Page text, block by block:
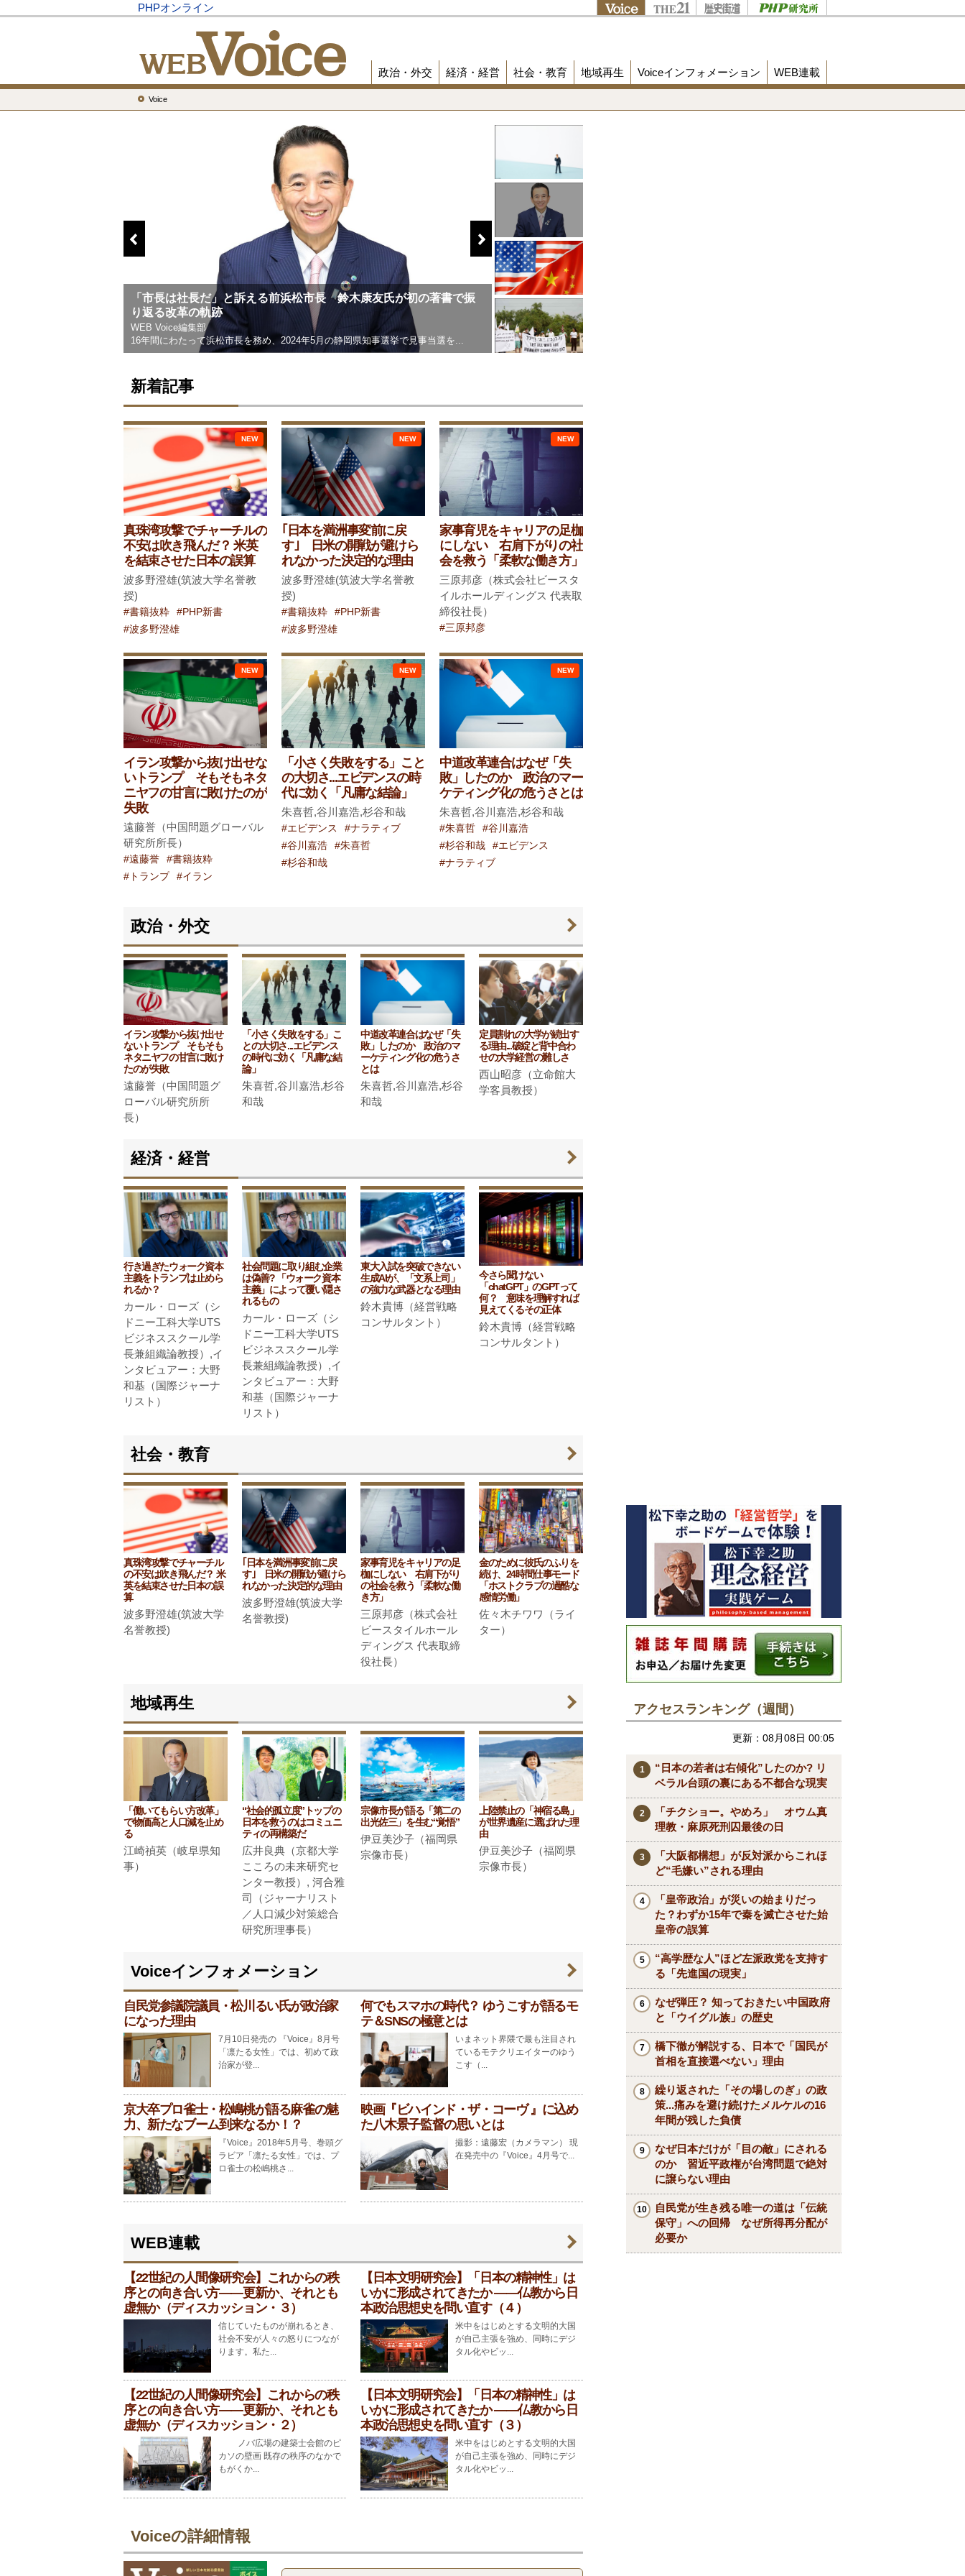
PHPオンライン
政治・外交 経済・経営 社会・教育 地域再生 Voiceインフォメーション WEB連載
Voice
「市長は社長だ」と訴える前浜松市長 鈴木康友氏が初の著書で振
り返る改革の軌跡
WEB Voice編集部
16年間にわたって浜松市長を務め、2024年5月の静岡県知事選挙で見事当選を...
トランプ2.0が日本の脅威になり得る? 「台湾の現状を崩す」対中政
策
峯村健司（キヤノングローバル戦略研究所主任研究員）
2024年5月20日、頼清徳が台湾総統に就任。台湾をめぐるアメリカと中国の緊...
Prev Next
新着記事
NEW
真珠湾攻撃でチャーチルの
不安は吹き飛んだ？ 米英
を結束させた日本の誤算
波多野澄雄(筑波大学名誉教
授)
#書籍抜粋
#PHP新書
#波多野澄雄
NEW
｢日本を満洲事変前に戻
す｣ 日米の開戦が避けら
れなかった決定的な理由
波多野澄雄(筑波大学名誉教
授)
#書籍抜粋
#PHP新書
#波多野澄雄
NEW
家事育児をキャリアの足枷
にしない 右肩下がりの社
会を救う「柔軟な働き方」
三原邦彦（株式会社ビースタ
イルホールディングス 代表取
締役社長）
#三原邦彦
NEW
イラン攻撃から抜け出せな
いトランプ そもそもネタ
ニヤフの甘言に敗けたのが
失敗
遠藤誉（中国問題グローバル
研究所所長）
#遠藤誉
#書籍抜粋
#トランプ
#イラン
NEW
「小さく失敗をする」こと
の大切さ...エビデンスの時
代に効く「凡庸な結論」
朱喜哲,谷川嘉浩,杉谷和哉
#エビデンス
#ナラティブ
#谷川嘉浩
#朱喜哲
#杉谷和哉
NEW
中道改革連合はなぜ「失
敗」したのか 政治のマー
ケティング化の危うさとは
朱喜哲,谷川嘉浩,杉谷和哉
#朱喜哲
#谷川嘉浩
#杉谷和哉
#エビデンス
#ナラティブ
政治・外交
イラン攻撃から抜け出せ
ないトランプ そもそも
ネタニヤフの甘言に敗け
たのが失敗
遠藤誉（中国問題グ
ローバル研究所所
長）
「小さく失敗をする」こ
との大切さ...エビデンス
の時代に効く「凡庸な結
論」
朱喜哲,谷川嘉浩,杉谷
和哉
中道改革連合はなぜ「失
敗」したのか 政治のマ
ーケティング化の危うさ
とは
朱喜哲,谷川嘉浩,杉谷
和哉
定員割れの大学が続出す
る理由...破綻と背中合わ
せの大学経営の難しさ
西山昭彦（立命館大
学客員教授）
経済・経営
行き過ぎたウォーク資本
主義をトランプは止めら
れるか？
カール・ローズ（シ
ドニー工科大学UTS
ビジネススクール学
長兼組織論教授）,イ
ンタビュアー：大野
和基（国際ジャーナ
リスト）
社会問題に取り組む企業
は偽善? 「ウォーク資本
主義」によって覆い隠さ
れるもの
カール・ローズ（シ
ドニー工科大学UTS
ビジネススクール学
長兼組織論教授）,イ
ンタビュアー：大野
和基（国際ジャーナ
リスト）
東大入試を突破できない
生成AIが、「文系上司」
の強力な武器となる理由
鈴木貴博（経営戦略
コンサルタント）
今さら聞けない
「chatGPT」のGPTって
何？ 意味を理解すれば
見えてくるその正体
鈴木貴博（経営戦略
コンサルタント）
社会・教育
真珠湾攻撃でチャーチル
の不安は吹き飛んだ？ 米
英を結束させた日本の誤
算
波多野澄雄(筑波大学
名誉教授)
｢日本を満洲事変前に戻
す｣ 日米の開戦が避けら
れなかった決定的な理由
波多野澄雄(筑波大学
名誉教授)
家事育児をキャリアの足
枷にしない 右肩下がり
の社会を救う「柔軟な働
き方」
三原邦彦（株式会社
ビースタイルホール
ディングス 代表取締
役社長）
金のために彼氏のふりを
続け、24時間仕事モード
「ホストクラブの過酷な
感情労働」
佐々木チワワ（ライ
ター）
地域再生
「働いてもらい方改革」
で物価高と人口減を止め
る
江崎禎英（岐阜県知
事）
“社会的孤立度”トップの
日本を救うのはコミュニ
ティの再構築だ
広井良典（京都大学
こころの未来研究セ
ンター教授）, 河合雅
司（ジャーナリスト
／人口減少対策総合
研究所理事長）
宗像市長が語る「第二の
出光佐三」を生む“覚悟”
伊豆美沙子（福岡県
宗像市長）
上陸禁止の「神宿る島」
が世界遺産に選ばれた理
由
伊豆美沙子（福岡県
宗像市長）
Voiceインフォメーション
自民党参議院議員・松川るい氏が政治家
になった理由
7月10日発売の 『Voice』8月号
「凛たる女性」では、初めて政
治家が登...
何でもスマホの時代？ ゆうこすが語るモ
テ＆SNSの極意とは
いまネット界隈で最も注目され
ているモテクリエイターのゆう
こす（...
京大卒プロ雀士・松嶋桃が語る麻雀の魅
力、新たなブーム到来なるか！？
『Voice』2018年5月号、巻頭グ
ラビア「凛たる女性」では、プ
ロ雀士の松嶋桃さ...
映画『ビハインド・ザ・コーヴ 』に込め
た八木景子監督の思いとは
撮影：遠藤宏（カメラマン） 現
在発売中の『Voice』4月号で...
WEB連載
【22世紀の人間像研究会】これからの秩
序との向き合い方――更新か、それとも
虚無か（ディスカッション・３）
信じていたものが崩れるとき、
社会不安が人々の怒りにつなが
ります。私た...
【日本文明研究会】「日本の精神性」は
いかに形成されてきたか ――仏教から日
本政治思想史を問い直す（４）
米中をはじめとする文明的大国
が自己主張を強め、同時にデジ
タル化やビッ...
【22世紀の人間像研究会】これからの秩
序との向き合い方――更新か、それとも
虚無か（ディスカッション・２）
ノバ広場の建築士会館のピ
カソの壁画 既存の秩序のなかで
もがくか...
【日本文明研究会】「日本の精神性」は
いかに形成されてきたか ――仏教から日
本政治思想史を問い直す（３）
米中をはじめとする文明的大国
が自己主張を強め、同時にデジ
タル化やビッ...
Voiceの詳細情報
アクセスランキング（週間）
更新：08月08日 00:05
“日本の若者は右傾化”したのか? リ
ベラル台頭の裏にある不都合な現実
「チクショー。やめろ」 オウム真
理教・麻原死刑囚最後の日
「大阪都構想」が反対派からこれほ
ど“毛嫌い”される理由
「皇帝政治」が災いの始まりだっ
た？わずか15年で秦を滅亡させた始
皇帝の誤算
“高学歴な人”ほど左派政党を支持す
る「先進国の現実」
なぜ弾圧？ 知っておきたい中国政府
と「ウイグル族」の歴史
橋下徹が解説する、日本で「国民が
首相を直接選べない」理由
繰り返された「その場しのぎ」の政
策...痛みを避け続けたメルケルの16
年間が残した負債
なぜ日本だけが「目の敵」にされる
のか 習近平政権が台湾問題で絶対
に譲らない理由
自民党が生き残る唯一の道は「伝統
保守」への回帰 なぜ所得再分配が
必要か